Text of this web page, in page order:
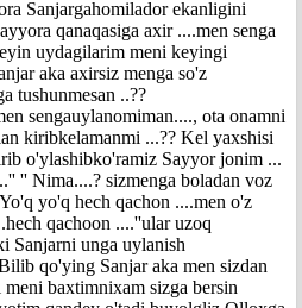
Sanjargahomilador ekanligini
qanaqasiga axir ....men senga
uydagilarim meni keyingi
aka axirsiz menga so'z
tushunmesan ..??
sengauylanomiman...., ota onamni
kiribkelamanmi ...?? Kel yaxshisi
o'ylashibko'ramiz Sayyor jonim ...
'' Nima....? sizmenga boladan voz
yo'q hech qachon ....men o'z
qachoon ....''ular uzoq
Sanjarni unga uylanish
qo'ying Sanjar aka men sizdan
baxtimnixam sizga bersin